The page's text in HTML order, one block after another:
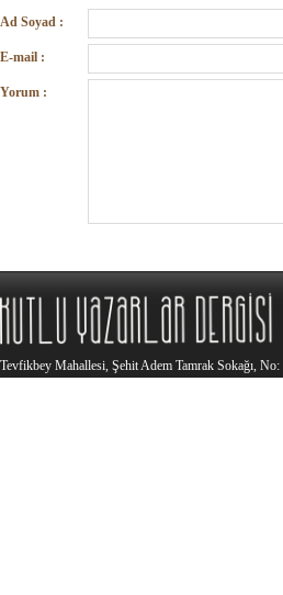
Ad Soyad :
E-mail :
Yorum :
Tevfikbey Mahallesi, Şehit Adem Tamrak Sokağı,